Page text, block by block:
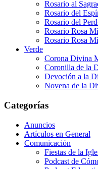
Rosario al
Rosario del
Rosario del
Rosario Rosa
Rosario Rosa
Verde
Corona Divina
Coronilla de la
Devoción a la
Novena de la
Categorías
Anuncios
Artículos en General
Comunicación
Fiestas de la
Podcast de